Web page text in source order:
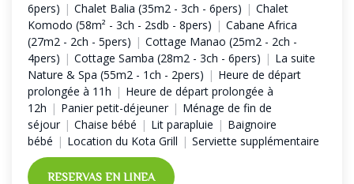
6pers) | Chalet Balia (35m2 - 3ch - 6pers) | Chalet
Komodo (58m² - 3ch - 2sdb - 8pers) | Cabane Africa
(27m2 - 2ch - 5pers) | Cottage Manao (25m2 - 2ch -
4pers) | Cottage Samba (28m2 - 3ch - 6pers) | La suite
Nature & Spa (55m2 - 1ch - 2pers) | Heure de départ
prolongée à 11h | Heure de départ prolongée à
12h | Panier petit-déjeuner | Ménage de fin de
séjour | Chaise bébé | Lit parapluie | Baignoire
bébé | Location du Kota Grill | Serviette supplémentaire
RESERVAS EN LINEA